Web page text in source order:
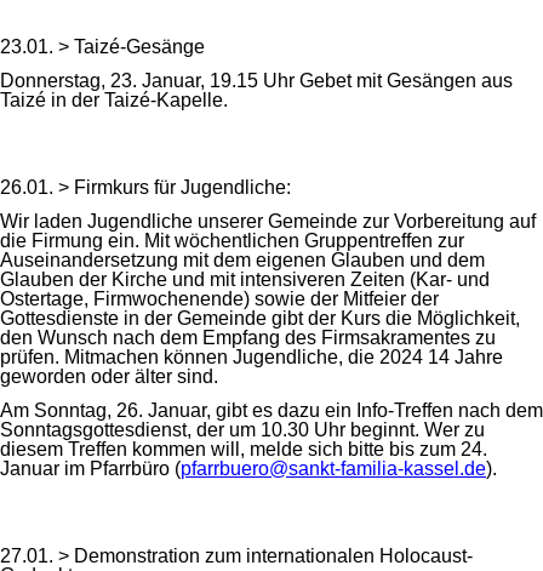
23.01. > Taizé-Gesänge
Donnerstag, 23. Januar, 19.15 Uhr Gebet mit Gesängen aus
Taizé in der Taizé-Kapelle.
26.01. > Firmkurs für Jugendliche:
Wir laden Jugendliche unserer Gemeinde zur Vorbereitung auf
die Firmung ein. Mit wöchentlichen Gruppentreffen zur
Auseinandersetzung mit dem eigenen Glauben und dem
Glauben der Kirche und mit intensiveren Zeiten (Kar- und
Ostertage, Firmwochenende) sowie der Mitfeier der
Gottesdienste in der Gemeinde gibt der Kurs die Möglichkeit,
den Wunsch nach dem Empfang des Firmsakramentes zu
prüfen. Mitmachen können Jugendliche, die 2024 14 Jahre
geworden oder älter sind.
Am Sonntag, 26. Januar, gibt es dazu ein Info-Treffen nach dem
Sonntagsgottesdienst, der um 10.30 Uhr beginnt. Wer zu
diesem Treffen kommen will, melde sich bitte bis zum 24.
Januar im Pfarrbüro (pfarrbuero@sankt-familia-kassel.de).
27.01. > Demonstration zum internationalen Holocaust-